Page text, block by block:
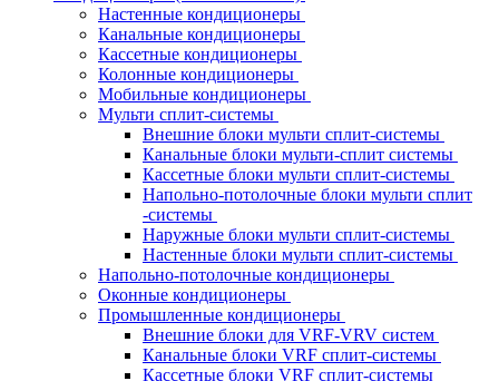
Настенные кондиционеры
Канальные кондиционеры
Кассетные кондиционеры
Колонные кондиционеры
Мобильные кондиционеры
Мульти сплит-системы
Внешние блоки мульти сплит-системы
Канальные блоки мульти-сплит системы
Кассетные блоки мульти сплит-системы
Напольно-потолочные блоки мульти сплит
-системы
Наружные блоки мульти сплит-системы
Настенные блоки мульти сплит-системы
Напольно-потолочные кондиционеры
Оконные кондиционеры
Промышленные кондиционеры
Внешние блоки для VRF-VRV систем
Канальные блоки VRF сплит-системы
Кассетные блоки VRF сплит-системы